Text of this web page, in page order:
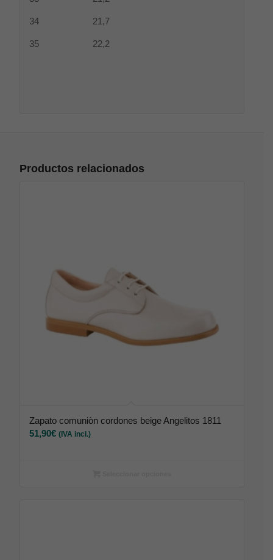
34 21,7
35 22,2
Productos relacionados
Zapato comuniòn cordones beige Angelitos 1811
51,90€ (IVA incl.)